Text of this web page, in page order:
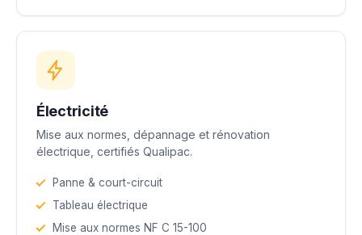
Électricité
Mise aux normes, dépannage et rénovation
électrique, certifiés Qualipac.
Panne & court-circuit
Tableau électrique
Mise aux normes NF C 15-100